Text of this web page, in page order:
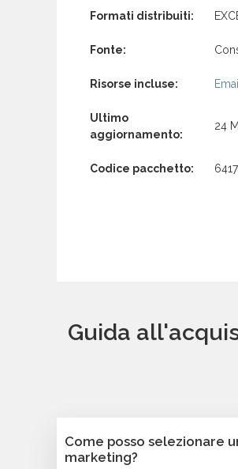
Formati distribuiti:
Fonte:
Risorse incluse:
Ultimo
aggiornamento:
24
Codice pacchetto:
Guida
Come posso selezionare
marketing?